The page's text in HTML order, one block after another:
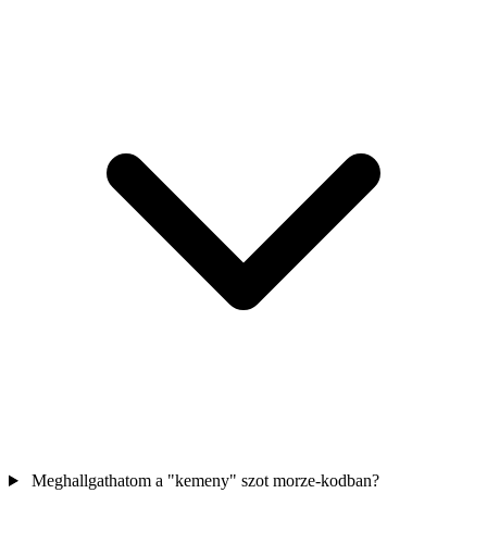
Meghallgathatom a "kemeny" szot morze-kodban?